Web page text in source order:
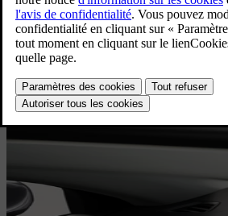
Découvrez les offres
Edition
Voir les offres